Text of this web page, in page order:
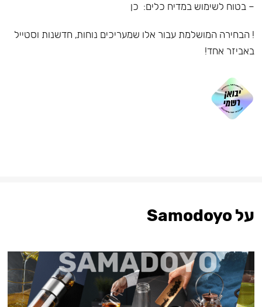
– בטוח לשימוש במדיח כלים: כן
! הבחירה המושלמת עבור אלו שמעריכים נוחות, חדשנות וסטייל
באביזר אחד!
על Samodoyo